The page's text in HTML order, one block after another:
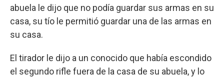
abuela le dijo que no podía guardar sus armas en su
casa, su tío le permitió guardar una de las armas en
su casa.
El tirador le dijo a un conocido que había escondido
el segundo rifle fuera de la casa de su abuela, y lo